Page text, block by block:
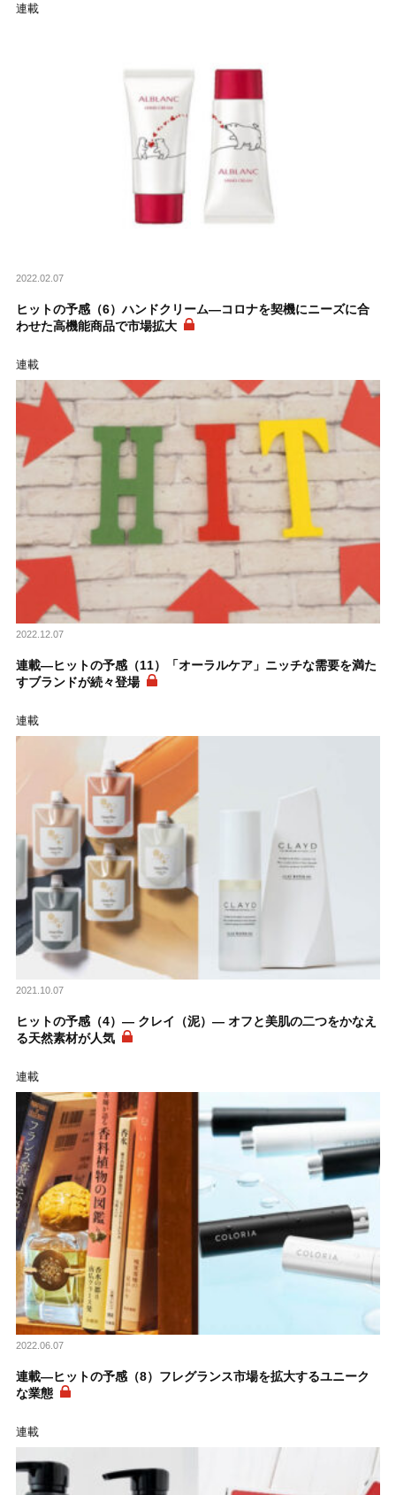
連載
2022.02.07
ヒットの予感（6）ハンドクリーム―コロナを契機にニーズに合
わせた高機能商品で市場拡大
連載
2022.12.07
連載―ヒットの予感（11）「オーラルケア」ニッチな需要を満た
すブランドが続々登場
連載
2021.10.07
ヒットの予感（4）― クレイ（泥）― オフと美肌の二つをかなえ
る天然素材が人気
連載
2022.06.07
連載―ヒットの予感（8）フレグランス市場を拡大するユニーク
な業態
連載